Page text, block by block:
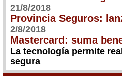
21/8/2018
Provincia Seguros:
2/8/2018
Mastercard: suma
La tecnología permite
segura